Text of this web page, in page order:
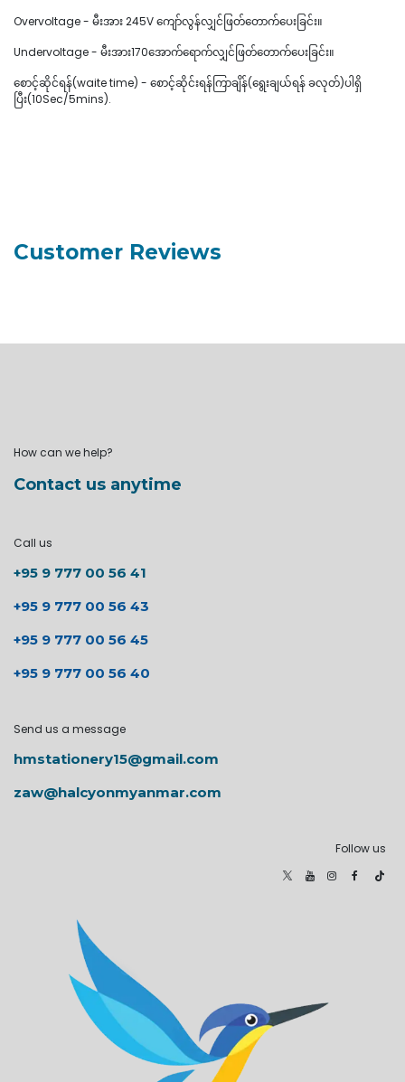
Overvoltage - မီးအား 245V ကျော်လွန်လျှင်ဖြတ်တောက်ပေးခြင်း။
Undervoltage - မီးအား170အောက်ရောက်လျှင်ဖြတ်တောက်ပေးခြင်း။
စောင့်ဆိုင်ရန်(waite time) - စောင့်ဆိုင်းရန်ကြာချိန်(ရွေးချယ်ရန် ခလုတ်)ပါရှိ
ပြီး(10Sec/5mins).
Customer Reviews
How can we help?
Contact us anytime
Call us
+95 9 777 00 56 41
+95 9 777 00 56 43
+95 9 777 00 56 45
+95 9 777 00 56 40
Send us a message
hmstationery15@gmail.com
zaw@halcyonmyanmar.com
Follow us